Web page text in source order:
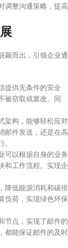
调整沟通策略，提高
颖而出，引领企业通
提供无条件的安全
被窃取或篡改。同
架构，能够轻松应对
邮件发送，还是在高
。
可以根据自身的业务
和工作流程。实现企
降低能源消耗和碳排
负荷，实现绿色环保
节点，实现了邮件的
都能保证邮件的及时